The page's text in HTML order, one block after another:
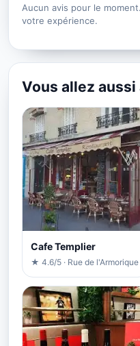
Aucun avis pour le
votre expérience.
Vous allez aussi
Cafe Templier
★ 4.6/5 · Rue de l'Armorique